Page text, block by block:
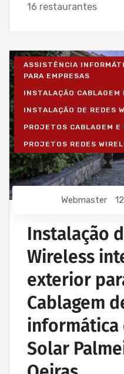
16 restaurantes
ASSISTÊNCIA
PARA EMPRESAS
INSTALAÇÃO CABLAGEM
INSTALAÇÃO DE REDES
PROJETOS CABLAGEM E
PROJETOS REDES
Webmaster
Instalação
Wireless
exterior
Cablagem
informática
Solar